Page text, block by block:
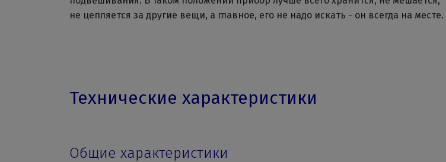
не цепляется за другие вещи, а главное, его не надо искать - он всегда на месте.
Технические характеристики
Общие характеристики